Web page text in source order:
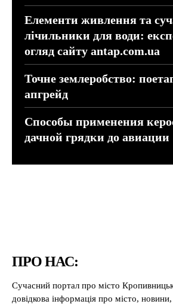
Елементи живлення та
лічильники для води:
огляд сайту antap.com.ua
Точне землеробство:
апгрейд
Способы применения
дачной грядки до авиации
ПРО НАС:
Сучасний портал про місто
довідкова інформація про місто, новини,